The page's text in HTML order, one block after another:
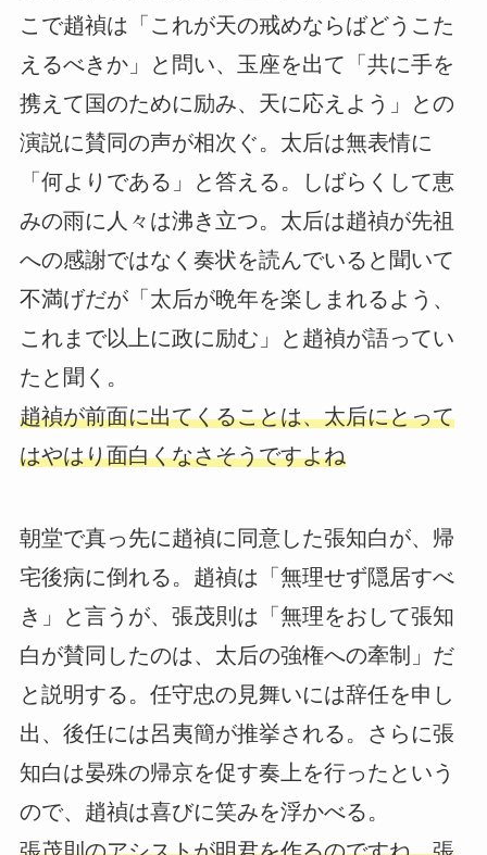
こで趙禎は「これが天の戒めならばどうこた
えるべきか」と問い、玉座を出て「共に手を
携えて国のために励み、天に応えよう」との
演説に賛同の声が相次ぐ。太后は無表情に
「何よりである」と答える。しばらくして恵
みの雨に人々は沸き立つ。太后は趙禎が先祖
への感謝ではなく奏状を読んでいると聞いて
不満げだが「太后が晩年を楽しまれるよう、
これまで以上に政に励む」と趙禎が語ってい
たと聞く。
趙禎が前面に出てくることは、太后にとって
はやはり面白くなさそうですよね
朝堂で真っ先に趙禎に同意した張知白が、帰
宅後病に倒れる。趙禎は「無理せず隠居すべ
き」と言うが、張茂則は「無理をおして張知
白が賛同したのは、太后の強権への牽制」だ
と説明する。任守忠の見舞いには辞任を申し
出、後任には呂夷簡が推挙される。さらに張
知白は晏殊の帰京を促す奏上を行ったという
ので、趙禎は喜びに笑みを浮かべる。